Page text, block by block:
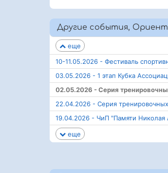
Другие события,
еще
10-11.05.2026 - Фестиваль
03.05.2026 - 1 этап Кубка
02.05.2026 - Серия
22.04.2026 - Серия
19.04.2026 - ЧиП "Памяти Николая
еще